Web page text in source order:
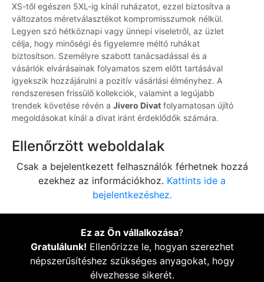
XS-től egészen 5XL-ig kínál ruházatot, ezzel biztosítva a
változatos méretválasztékot kompromisszumok nélkül.
Legyen szó hétköznapi vagy ünnepi viseletről, az üzlet
célja, hogy minőségi és figyelemre méltó ruhákat
biztosítson. Személyre szabott tanácsadással és a
vásárlók elvárásainak folyamatos szem előtt tartásával
igyekszik hozzájárulni a pozitív vásárlási élményhez. A
rendszeresen frissülő kollekciók, valamint a legújabb
trendek követése révén a Jivero Divat folyamatosan újító
megoldásokat kínál a divat iránt érdeklődők számára.
Ellenőrzött weboldalak
Csak a bejelentkezett felhasználók férhetnek hozzá
ezekhez az információkhoz. Kattints ide a
bejelentkezéshez.
Ez az Ön vállalkozása?
Gratulálunk! Ellenőrizze le, hogyan szerezhet
népszerűsítéshez szükséges anyagokat, hogy
élvezhesse sikerét.